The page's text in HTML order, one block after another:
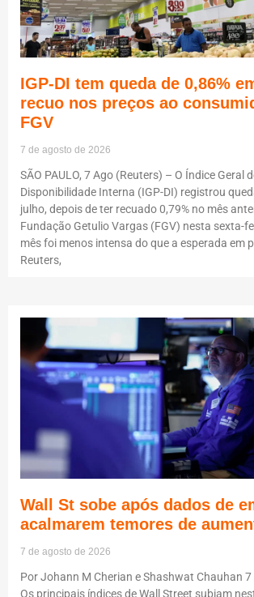
IGP-DI tem queda de 0,86%
recuo nos preços ao
FGV
7 de agosto de 2026
SÃO PAULO, 7 Ago (Reuters) – O Índice Geral
Disponibilidade Interna (IGP-DI) registrou
julho, depois de ter recuado 0,79% no mês
Fundação Getulio Vargas (FGV) nesta sexta-
mês foi menos intensa do que a esperada em
Reuters,
Wall St sobe após dados de
acalmarem temores de
7 de agosto de 2026
Por Johann M Cherian e Shashwat Chauhan
Os principais índices de Wall Street subiam